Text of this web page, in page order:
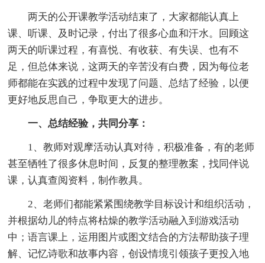
两天的公开课教学活动结束了，大家都能认真上
课、听课、及时记录，付出了很多心血和汗水。回顾这
两天的听课过程，有喜悦、有收获、有失误、也有不
足，但总体来说，这两天的辛苦没有白费，因为每位老
师都能在实践的过程中发现了问题、总结了经验，以便
更好地反思自己，争取更大的进步。
一、总结经验，共同分享：
1、教师对观摩活动认真对待，积极准备，有的老师
甚至牺牲了很多休息时间，反复的整理教案，找同伴说
课，认真查阅资料，制作教具。
2、老师们都能紧紧围绕教学目标设计和组织活动，
并根据幼儿的特点将枯燥的教学活动融入到游戏活动
中；语言课上，运用图片或图文结合的方法帮助孩子理
解、记忆诗歌和故事内容，创设情境引领孩子更投入地